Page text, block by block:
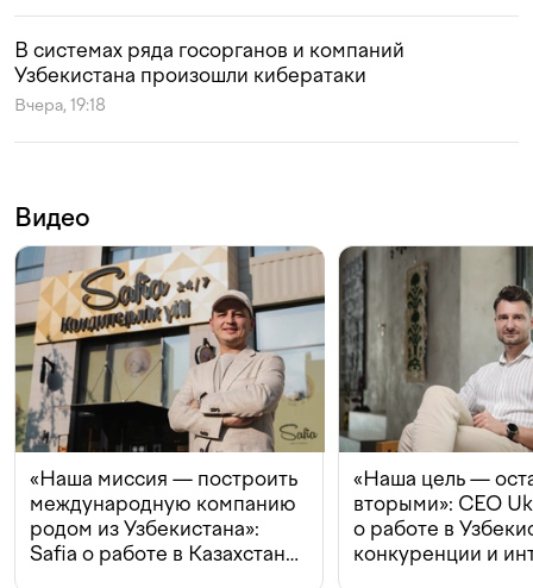
В системах ряда госорганов и компаний
Узбекистана произошли кибератаки
Вчера, 19:18
Видео
«Наша миссия — построить
международную компанию
родом из Узбекистана»:
Safia о работе в Казахстане,
«Наша цель —
вторыми»: CEO
о работе в
конкуренции и